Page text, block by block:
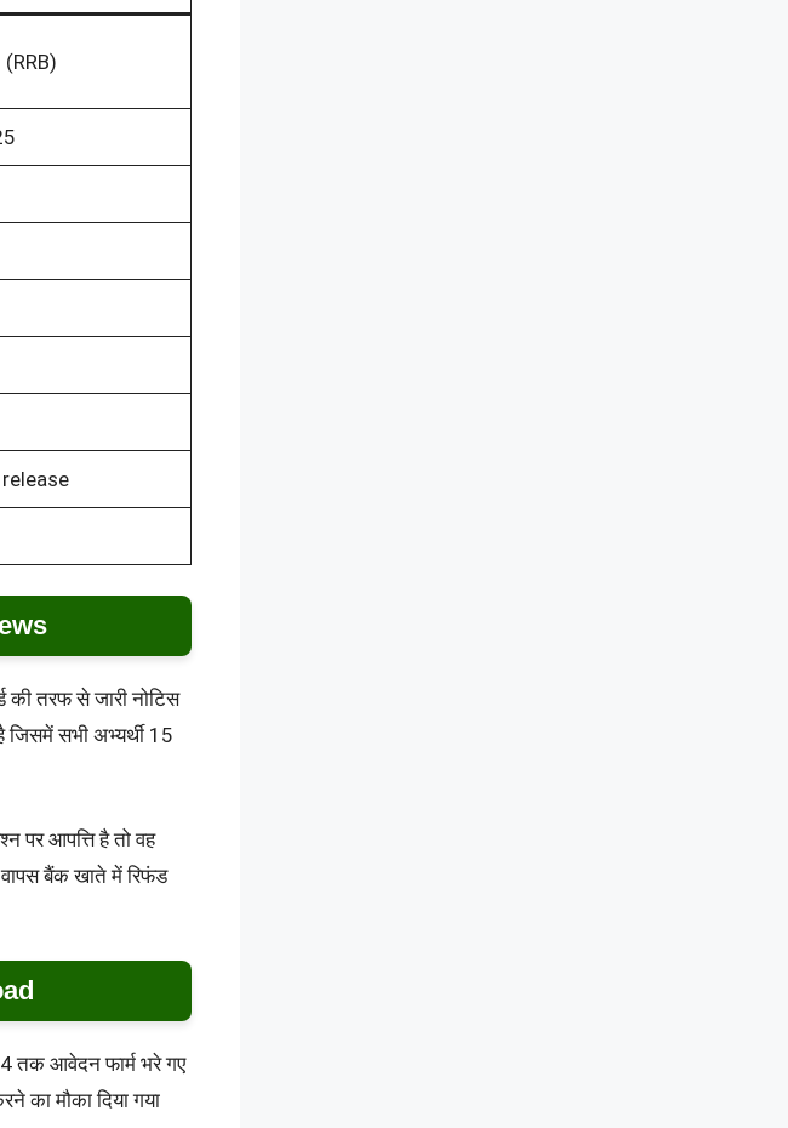
की तरफ से जारी नोटिस
जिसमें सभी अभ्यर्थी 15
पर आपत्ति है तो वह
बैंक खाते में रिफंड
तक आवेदन फार्म भरे गए
का मौका दिया गया